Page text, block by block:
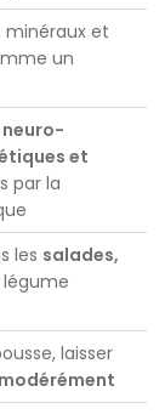
minéraux et
un
et
par la
les salades,
laisser